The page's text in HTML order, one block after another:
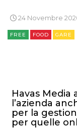
24 Novembre
FREE FOOD GARE
Havas Media
l’azienda
per la
per quelle